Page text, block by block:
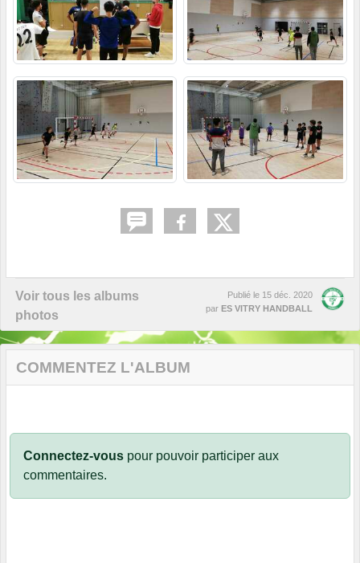
Voir tous les albums
photos
Publié le 15 déc. 2020
par ES VITRY HANDBALL
COMMENTEZ L'ALBUM
Connectez-vous pour pouvoir participer aux
commentaires.